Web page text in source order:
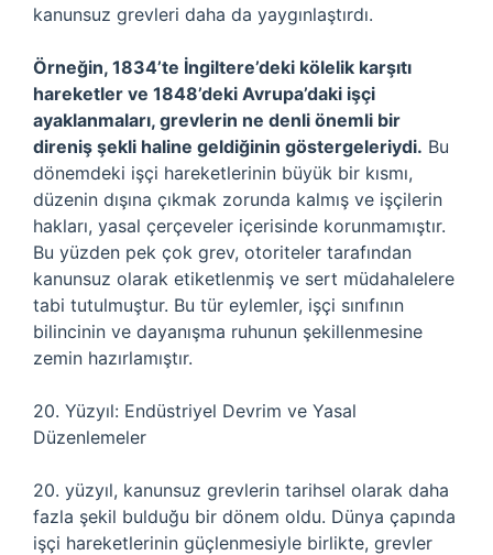
kanunsuz grevleri daha da yaygınlaştırdı.
Örneğin, 1834’te İngiltere’deki kölelik karşıtı
hareketler ve 1848’deki Avrupa’daki işçi
ayaklanmaları, grevlerin ne denli önemli bir
direniş şekli haline geldiğinin göstergeleriydi. Bu
dönemdeki işçi hareketlerinin büyük bir kısmı,
düzenin dışına çıkmak zorunda kalmış ve işçilerin
hakları, yasal çerçeveler içerisinde korunmamıştır.
Bu yüzden pek çok grev, otoriteler tarafından
kanunsuz olarak etiketlenmiş ve sert müdahalelere
tabi tutulmuştur. Bu tür eylemler, işçi sınıfının
bilincinin ve dayanışma ruhunun şekillenmesine
zemin hazırlamıştır.
20. Yüzyıl: Endüstriyel Devrim ve Yasal
Düzenlemeler
20. yüzyıl, kanunsuz grevlerin tarihsel olarak daha
fazla şekil bulduğu bir dönem oldu. Dünya çapında
işçi hareketlerinin güçlenmesiyle birlikte, grevler